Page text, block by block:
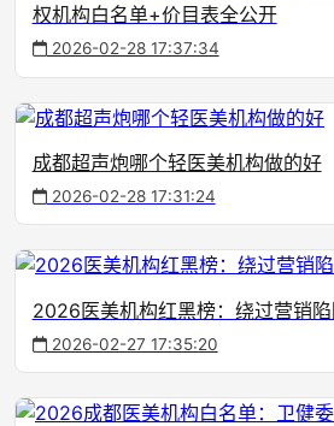
权机构白名单+价目表全公开
2026-02-28 17:37:34
成都超声炮哪个轻医美机构做的好
2026-02-28 17:31:24
2026医美机构红黑榜：绕过营销
2026-02-27 17:35:20